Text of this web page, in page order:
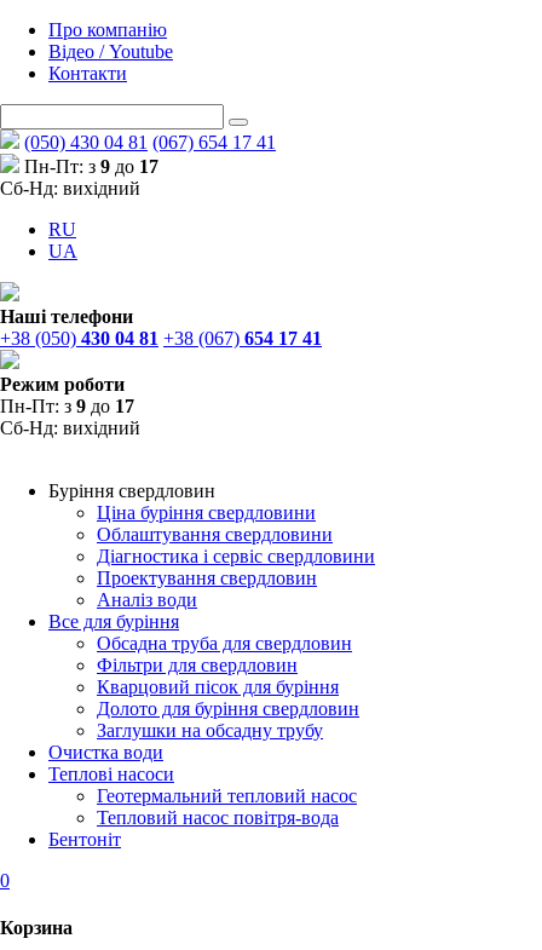
Про компанію
Відео / Youtube
Контакти
(050) 430 04 81 (067) 654 17 41
Пн-Пт: з 9 до 17
Сб-Нд: вихідний
RU
UA
Наші телефони
+38 (050) 430 04 81 +38 (067) 654 17 41
Режим роботи
Пн-Пт: з 9 до 17
Сб-Нд: вихідний
Буріння свердловин
Ціна буріння свердловини
Облаштування свердловини
Діагностика і сервіс свердловини
Проектування свердловин
Аналіз води
Все для буріння
Обсадна труба для свердловин
Фільтри для свердловин
Кварцовий пісок для буріння
Долото для буріння свердловин
Заглушки на обсадну трубу
Очистка води
Теплові насоси
Геотермальний тепловий насос
Тепловий насос повітря-вода
Бентоніт
0
Корзина